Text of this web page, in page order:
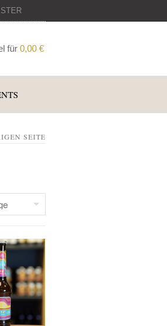
für 0,00 €
SEITE